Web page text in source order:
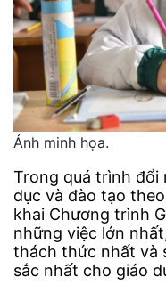
Ảnh minh họa.
Trong quá trình đổi
dục và đào tạo
khai Chương trình
những việc lớn
thách thức nhất và
sắc nhất cho giáo